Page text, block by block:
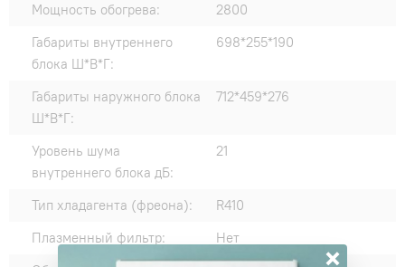
Мощность обогрева:
2800
Габариты внутреннего
блока Ш*В*Г:
698*255*190
Габариты наружного блока
Ш*В*Г:
712*459*276
Уровень шума
внутреннего блока дБ:
21
Тип хладагента (фреона):
R410
Плазменный фильтр:
Нет
×